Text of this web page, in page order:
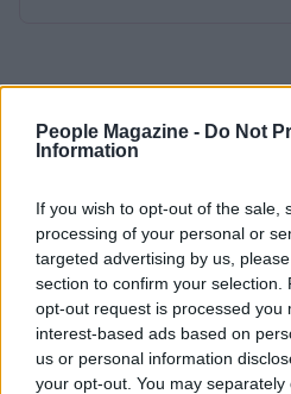
People Magazine - Do Not
Information
If you wish to opt-out of the sale,
processing of your personal or
targeted advertising by us,
section to confirm your selection.
opt-out request is processed you
interest-based ads based on
us or personal information
your opt-out. You may